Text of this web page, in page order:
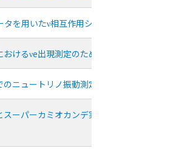
タを用いたν相互作用シミュレーションの研究
けるνe出現測定のための研究
ニュートリノ振動測定における感度向上の研究
スーパーカミオカンデ実験を用いた共同振動解析